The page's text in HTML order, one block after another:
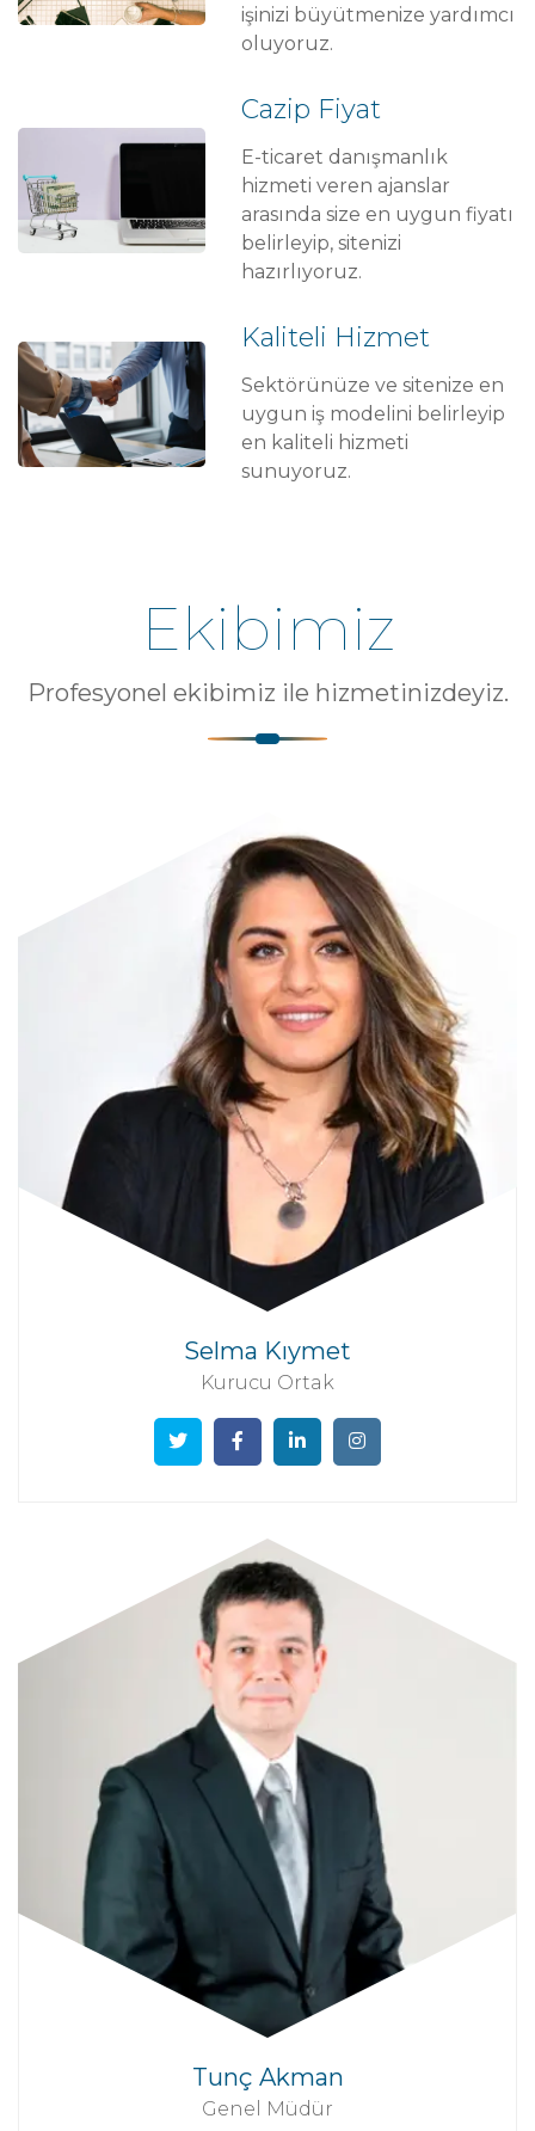
işinizi büyütmenize yardımcı
oluyoruz.
Cazip Fiyat
E-ticaret danışmanlık
hizmeti veren ajanslar
arasında size en uygun fiyatı
belirleyip, sitenizi
hazırlıyoruz.
Kaliteli Hizmet
Sektörünüze ve sitenize en
uygun iş modelini belirleyip
en kaliteli hizmeti
sunuyoruz.
Ekibimiz
Profesyonel ekibimiz ile hizmetinizdeyiz.
Selma Kıymet
Kurucu Ortak
Tunç Akman
Genel Müdür